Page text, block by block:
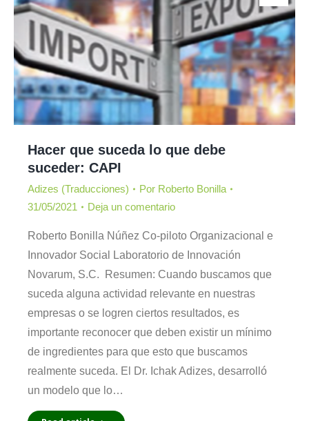
Hacer que suceda lo que debe
suceder: CAPI
Adizes (Traducciones) Por Roberto Bonilla
31/05/2021
Deja un comentario
Roberto Bonilla Núñez Co-piloto Organizacional e
Innovador Social Laboratorio de Innovación
Novarum, S.C. Resumen: Cuando buscamos que
suceda alguna actividad relevante en nuestras
empresas o se logren ciertos resultados, es
importante reconocer que deben existir un mí­nimo
de ingredientes para que esto que buscamos
realmente suceda. El Dr. Ichak Adizes, desarrolló
un modelo que lo…